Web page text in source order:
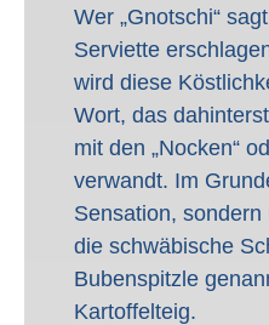
o
r
i
e
n
Wer „Gnotschi“
Serviette
wird diese
Wort, das
mit den „Nocken“
verwandt. Im
Sensation,
die schwäbische
Bubenspitzle
Kartoffelteig.